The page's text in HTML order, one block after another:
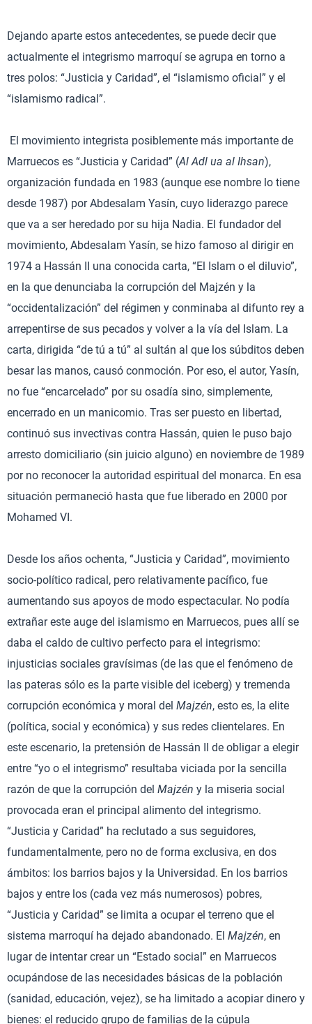
Dejando aparte estos antecedentes, se puede decir que
actualmente el integrismo marroquí se agrupa en torno a
tres polos: “Justicia y Caridad”, el “islamismo oficial” y el
“islamismo radical”.
El movimiento integrista posiblemente más importante de
Marruecos es “Justicia y Caridad” (Al Adl ua al Ihsan),
organización fundada en 1983 (aunque ese nombre lo tiene
desde 1987) por Abdesalam Yasín, cuyo liderazgo parece
que va a ser heredado por su hija Nadia. El fundador del
movimiento, Abdesalam Yasín, se hizo famoso al dirigir en
1974 a Hassán II una conocida carta, “El Islam o el diluvio”,
en la que denunciaba la corrupción del Majzén y la
“occidentalización” del régimen y conminaba al difunto rey a
arrepentirse de sus pecados y volver a la vía del Islam. La
carta, dirigida “de tú a tú” al sultán al que los súbditos deben
besar las manos, causó conmoción. Por eso, el autor, Yasín,
no fue “encarcelado” por su osadía sino, simplemente,
encerrado en un manicomio. Tras ser puesto en libertad,
continuó sus invectivas contra Hassán, quien le puso bajo
arresto domiciliario (sin juicio alguno) en noviembre de 1989
por no reconocer la autoridad espiritual del monarca. En esa
situación permaneció hasta que fue liberado en 2000 por
Mohamed VI.
Desde los años ochenta, “Justicia y Caridad”, movimiento
socio-político radical, pero relativamente pacífico, fue
aumentando sus apoyos de modo espectacular. No podía
extrañar este auge del islamismo en Marruecos, pues allí se
daba el caldo de cultivo perfecto para el integrismo:
injusticias sociales gravísimas (de las que el fenómeno de
las pateras sólo es la parte visible del iceberg) y tremenda
corrupción económica y moral del Majzén, esto es, la elite
(política, social y económica) y sus redes clientelares. En
este escenario, la pretensión de Hassán II de obligar a elegir
entre “yo o el integrismo” resultaba viciada por la sencilla
razón de que la corrupción del Majzén y la miseria social
provocada eran el principal alimento del integrismo.
“Justicia y Caridad” ha reclutado a sus seguidores,
fundamentalmente, pero no de forma exclusiva, en dos
ámbitos: los barrios bajos y la Universidad. En los barrios
bajos y entre los (cada vez más numerosos) pobres,
“Justicia y Caridad” se limita a ocupar el terreno que el
sistema marroquí ha dejado abandonado. El Majzén, en
lugar de intentar crear un “Estado social” en Marruecos
ocupándose de las necesidades básicas de la población
(sanidad, educación, vejez), se ha limitado a acopiar dinero y
bienes: el reducido grupo de familias de la cúpula